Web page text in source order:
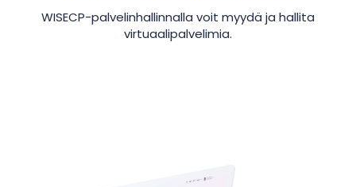
WISECP-palvelinhallinnalla voit myydä ja hallita
virtuaalipalvelimia.